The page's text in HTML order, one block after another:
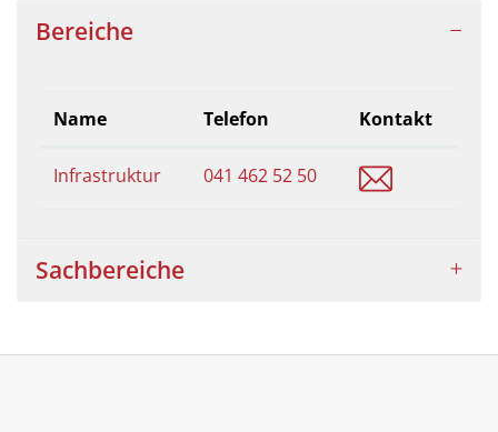
Bereiche
Name Telefon Kontakt
Infrastruktur 041 462 52 50
Sachbereiche